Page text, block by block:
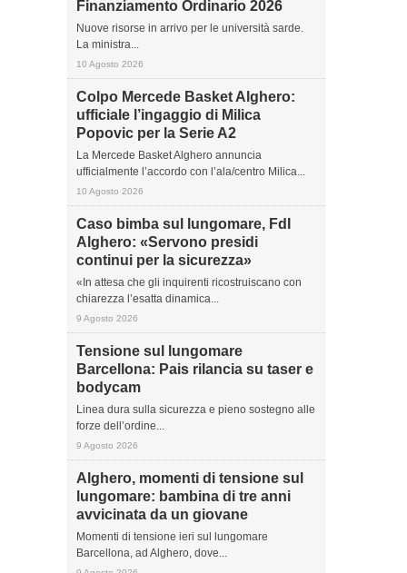
Finanziamento Ordinario 2026
Nuove risorse in arrivo per le università sarde.
La ministra...
10 Agosto 2026
Colpo Mercede Basket Alghero:
ufficiale l’ingaggio di Milica
Popovic per la Serie A2
La Mercede Basket Alghero annuncia
ufficialmente l’accordo con l’ala/centro Milica...
10 Agosto 2026
Caso bimba sul lungomare, FdI
Alghero: «Servono presidi
continui per la sicurezza»
«In attesa che gli inquirenti ricostruiscano con
chiarezza l’esatta dinamica...
9 Agosto 2026
Tensione sul lungomare
Barcellona: Pais rilancia su taser e
bodycam
Linea dura sulla sicurezza e pieno sostegno alle
forze dell’ordine...
9 Agosto 2026
Alghero, momenti di tensione sul
lungomare: bambina di tre anni
avvicinata da un giovane
Momenti di tensione ieri sul lungomare
Barcellona, ad Alghero, dove...